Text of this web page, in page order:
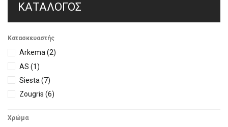
ΚΑΤΆΛΟΓΟΣ
Κατασκευαστής
Arkema(2)
AS (1)
Siesta (7)
Zougris (6)
Χρώμα